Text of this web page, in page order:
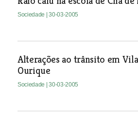
Sociedade | 30-03-2005
Alterações ao trânsito em
Ourique
Sociedade | 30-03-2005